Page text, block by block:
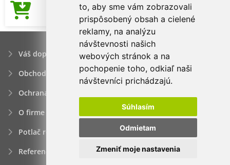
to, aby sme vám zobrazovali
prispôsobený obsah a cielené
reklamy, na analýzu
návštevnosti našich
webových stránok a na
pochopenie toho, odkiaľ naši
návštevníci prichádzajú.
Súhlasím
Odmietam
Zmeniť moje nastavenia
Cena od 3,66€
Váš dopyt
Obchodné podmienky
Ochrana osobných údajov
O firme
Potlač reklamných predmetov
Referencie